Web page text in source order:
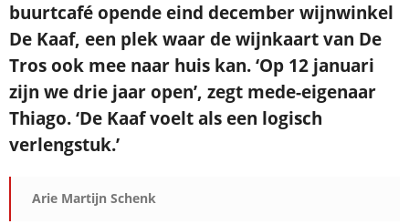
buurtcafé opende eind december wijnwinkel
De Kaaf, een plek waar de wijnkaart van De
Tros ook mee naar huis kan. ‘Op 12 januari
zijn we drie jaar open’, zegt mede-eigenaar
Thiago. ‘De Kaaf voelt als een logisch
verlengstuk.’
Arie Martijn Schenk